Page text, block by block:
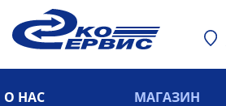
О НАС МАГАЗИН